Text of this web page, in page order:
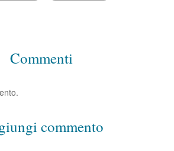
Commenti
commento